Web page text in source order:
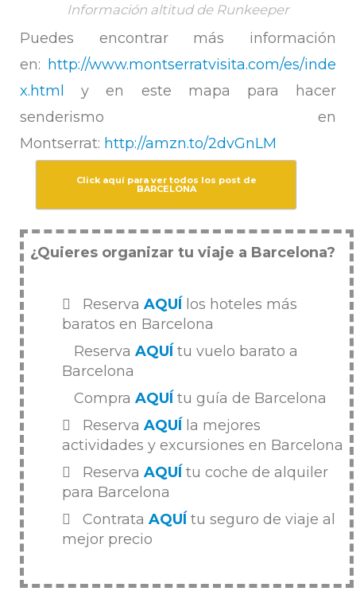
Información altitud de Runkeeper
Puedes encontrar más información
en: http://www.montserratvisita.com/es/inde
x.html y en este mapa para hacer
senderismo en
Montserrat: http://amzn.to/2dvGnLM
Click aquí para ver todos los post de
BARCELONA
¿Quieres organizar tu viaje a Barcelona?
Reserva AQUÍ los hoteles más
baratos en Barcelona
Reserva AQUÍ tu vuelo barato a
Barcelona
Compra AQUÍ tu guía de Barcelona
Reserva AQUÍ la mejores
actividades y excursiones en Barcelona
Reserva AQUÍ tu coche de alquiler
para Barcelona
Contrata AQUÍ tu seguro de viaje al
mejor precio